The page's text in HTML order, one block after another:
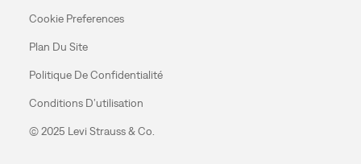
Cookie Preferences
Plan Du Site
Politique De Confidentialité
Conditions D’utilisation
© 2025 Levi Strauss & Co.